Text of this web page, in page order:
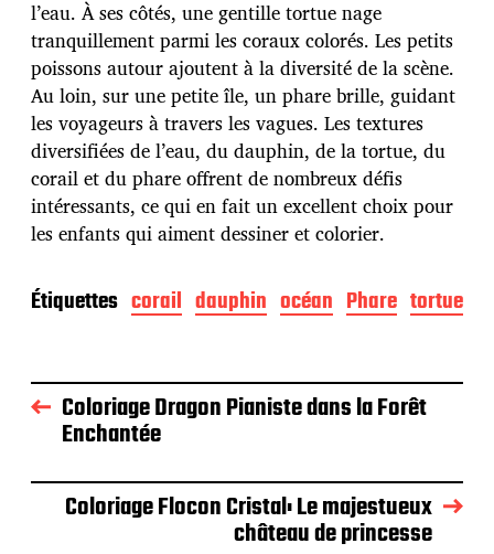
u
b
l
i
c
a
t
i
o
n
l’eau. À ses côtés, une gentille tortue nage
tranquillement parmi les coraux colorés. Les petits
poissons autour ajoutent à la diversité de la scène.
Au loin, sur une petite île, un phare brille, guidant
les voyageurs à travers les vagues. Les textures
diversifiées de l’eau, du dauphin, de la tortue, du
corail et du phare offrent de nombreux défis
intéressants, ce qui en fait un excellent choix pour
les enfants qui aiment dessiner et colorier.
Étiquettes corail dauphin océan Phare tortue
Coloriage Dragon Pianiste dans la Forêt
Enchantée
Coloriage Flocon Cristal: Le majestueux
château de princesse